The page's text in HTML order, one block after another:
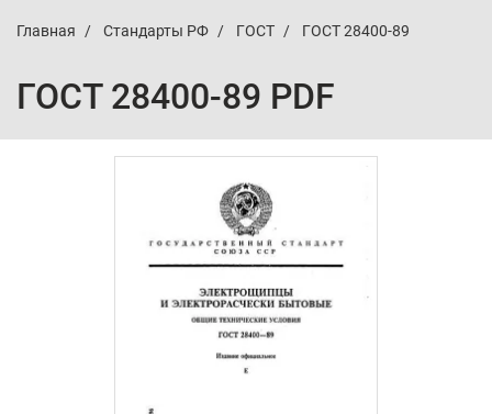
Главная Стандарты РФ ГОСТ ГОСТ 28400-89
ГОСТ 28400-89 PDF